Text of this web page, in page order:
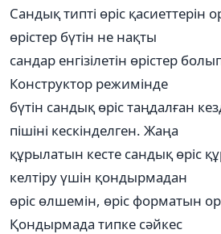
Сандық типті өріс қасиеттерін
өрістер бүтін не нақты
сандар енгізілетін өрістер
Конструктор режимінде
бүтін сандық өріс таңдалған
пішіні кескінделген. Жаңа
құрылатын кесте сандық өріс
келтіру үшін қондырмадан
өріс өлшемін, өріс форматын
Қондырмада типке сәйкес